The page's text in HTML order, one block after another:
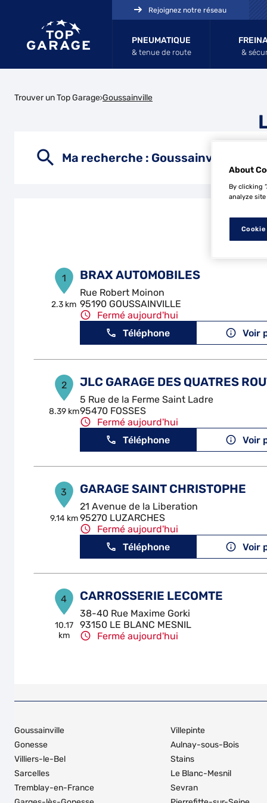
PNEUMATIQUE
& tenue de route &
Rejoignez notre réseau
Trouver un Top Garage Goussainville
Ma recherche : Goussainville
1
2.3 km
BRAX AUTOMOBILES
Rue Robert Moinon
95190 GOUSSAINVILLE
Fermé aujourd'hui
Téléphone
Voir
2
8.39 km
JLC GARAGE DES QUATRES
5 Rue de la Ferme Saint Ladre
95470 FOSSES
Fermé aujourd'hui
Téléphone
Voir
3
9.14 km
GARAGE SAINT CHRISTOPHE
21 Avenue de la Liberation
95270 LUZARCHES
Fermé aujourd'hui
Téléphone
Voir
4
10.17
km
CARROSSERIE LECOMTE
38-40 Rue Maxime Gorki
93150 LE BLANC MESNIL
Fermé aujourd'hui
11.2 km
ATAM GPL
Fermé actuellement
Goussainville
Gonesse
Villiers-le-Bel
Sarcelles
Tremblay-en-France
Villepinte
Aulnay-sous-Bois
Stains
Le Blanc-Mesnil
Sevran
About
By clicking
analyze